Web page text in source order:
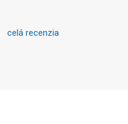
celá recenzia